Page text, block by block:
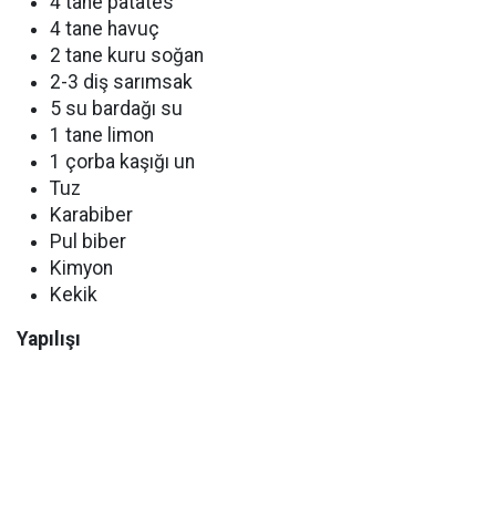
4 tane havuç
2 tane kuru soğan
2-3 diş sarımsak
5 su bardağı su
1 tane limon
1 çorba kaşığı un
Tuz
Karabiber
Pul biber
Kimyon
Kekik
Yapılışı